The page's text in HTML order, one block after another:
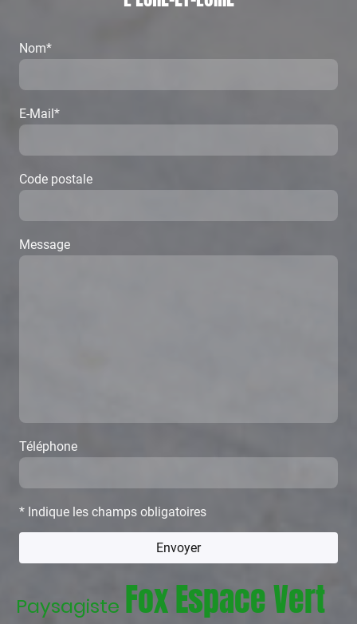
Nom*
E-Mail*
Code postale
Message
Téléphone
* Indique les champs obligatoires
Envoyer
Paysagiste Fox Espace Vert